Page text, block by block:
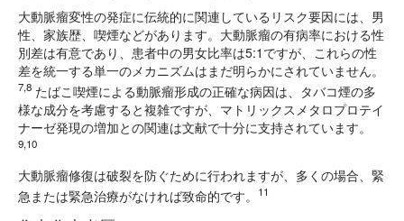
大動脈瘤変性の発症に伝統的に関連しているリスク要因には、男
性、家族歴、喫煙などがあります。大動脈瘤の有病率における性
別差は有意であり、患者中の男女比率は5:1ですが、これらの性
差を統一する単一のメカニズムはまだ明らかにされていません。
7,8 たばこ喫煙による動脈瘤形成の正確な病因は、タバコ煙の多
様な成分を考慮すると複雑ですが、マトリックスメタロプロテイ
ナーゼ発現の増加との関連は文献で十分に支持されています。
9,10
大動脈瘤修復は破裂を防ぐために行われますが、多くの場合、緊
急または緊急治療がなければ致命的です。
11